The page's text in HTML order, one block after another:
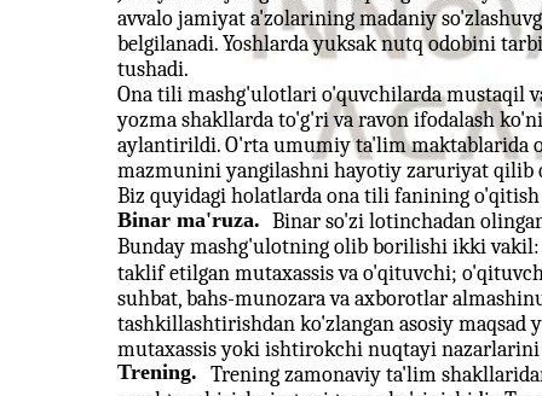
avvalo jamiyat a'zolarining madaniy
belgilanadi. Yoshlarda yuksak nutq odobini
tushadi.
Ona tili mashg'ulotlari o'quvchilarda mustaqil
yozma shakllarda to'g'ri va ravon ifodalash
aylantirildi. O'rta umumiy ta'lim maktablarida
mazmunini yangilashni hayotiy zaruriyat qilib
Biz quyidagi holatlarda ona tili fanining
Binar ma'ruza. Binar so'zi lotinchadan
Bunday mashg'ulotning olib borilishi ikki
taklif etilgan mutaxassis va o'qituvchi;
suhbat, bahs-munozara va axborotlar
tashkillashtirishdan ko'zlangan asosiy
mutaxassis yoki ishtirokchi nuqtayi
Trening. Trening zamonaviy ta'lim